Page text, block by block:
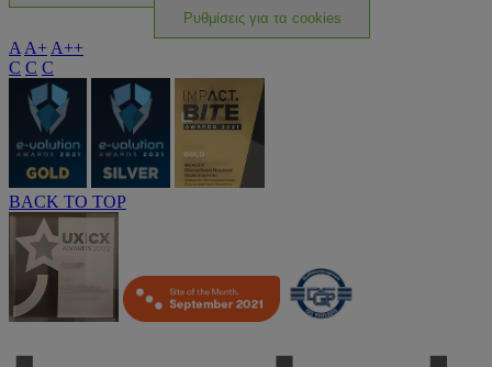
Ρυθμίσεις για τα cookies
A A+ A++
C C C
BACK TO TOP